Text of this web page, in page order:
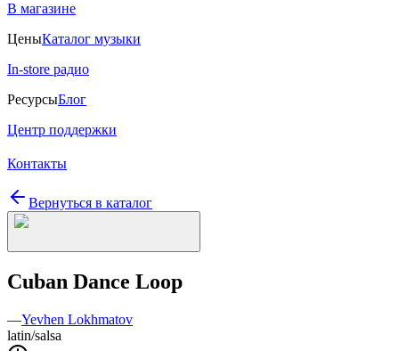
В магазине
ЦеныКаталог музыки
In-store радио
РесурсыБлог
Центр поддержки
Контакты
Вернуться в каталог
Cuban Dance Loop
—Yevhen Lokhmatov
latin/salsa